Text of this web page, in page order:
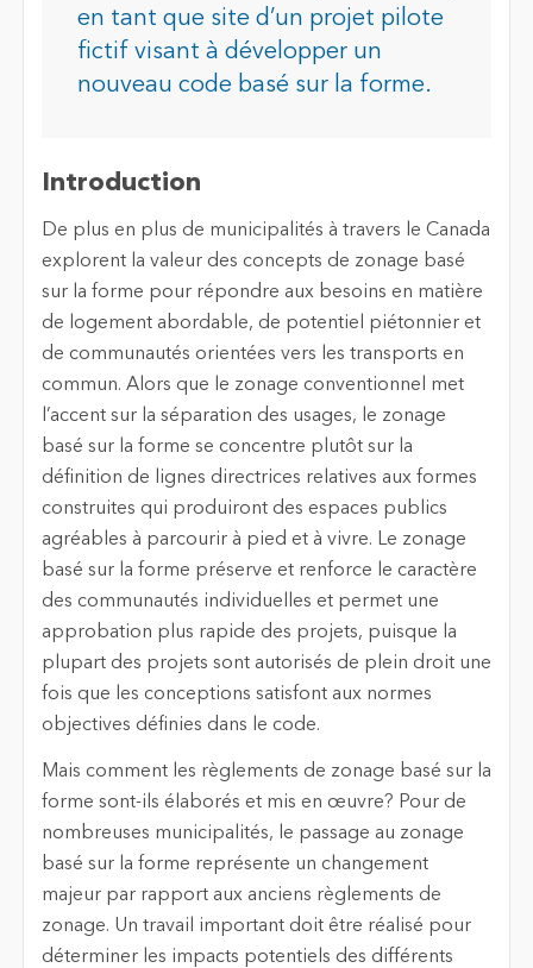
en tant que site d’un projet pilote
fictif visant à développer un
nouveau code basé sur la forme.
Introduction
De plus en plus de municipalités à travers le Canada
explorent la valeur des concepts de zonage basé
sur la forme pour répondre aux besoins en matière
de logement abordable, de potentiel piétonnier et
de communautés orientées vers les transports en
commun. Alors que le zonage conventionnel met
l’accent sur la séparation des usages, le zonage
basé sur la forme se concentre plutôt sur la
définition de lignes directrices relatives aux formes
construites qui produiront des espaces publics
agréables à parcourir à pied et à vivre. Le zonage
basé sur la forme préserve et renforce le caractère
des communautés individuelles et permet une
approbation plus rapide des projets, puisque la
plupart des projets sont autorisés de plein droit une
fois que les conceptions satisfont aux normes
objectives définies dans le code.
Mais comment les règlements de zonage basé sur la
forme sont-ils élaborés et mis en œuvre? Pour de
nombreuses municipalités, le passage au zonage
basé sur la forme représente un changement
majeur par rapport aux anciens règlements de
zonage. Un travail important doit être réalisé pour
déterminer les impacts potentiels des différents